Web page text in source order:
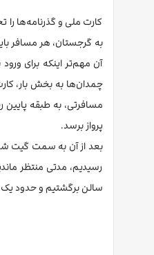
کارت ملی و گذرنامه‌ها را
آن مهم‌تر اینکه برای
چمدان‌ها به بخش بار،
پرواز برسد.
رسیدیم، مدتی منتظر
سالن برگشتیم و حدود یک